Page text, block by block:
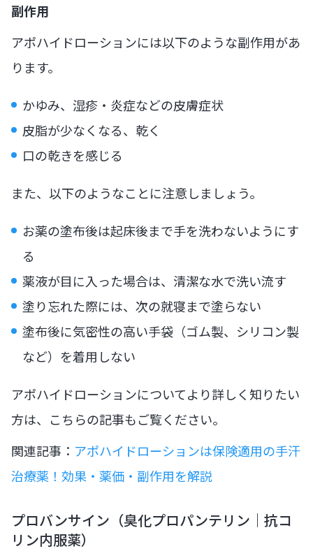
副作用
アポハイドローションには以下のような副作用があ
ります。
かゆみ、湿疹・炎症などの皮膚症状
皮脂が少なくなる、乾く
口の乾きを感じる
また、以下のようなことに注意しましょう。
お薬の塗布後は起床後まで手を洗わないようにす
る
薬液が目に入った場合は、清潔な水で洗い流す
塗り忘れた際には、次の就寝まで塗らない
塗布後に気密性の高い手袋（ゴム製、シリコン製
など）を着用しない
アポハイドローションについてより詳しく知りたい
方は、こちらの記事もご覧ください。
関連記事： アポハイドローションは保険適用の手汗
治療薬！効果・薬価・副作用を解説
プロバンサイン（臭化プロパンテリン｜抗コ
リン内服薬）